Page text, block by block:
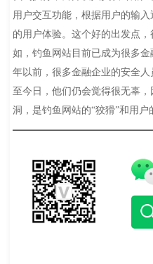
用户交互功能，根据用户的输
的用户体验。这个好的出发点
如，钓鱼网站目前已成为很多
年以前，很多金融企业的安全
至今日，他们仍会觉得很无辜
洞，是钓鱼网站的“狡猾”和用户